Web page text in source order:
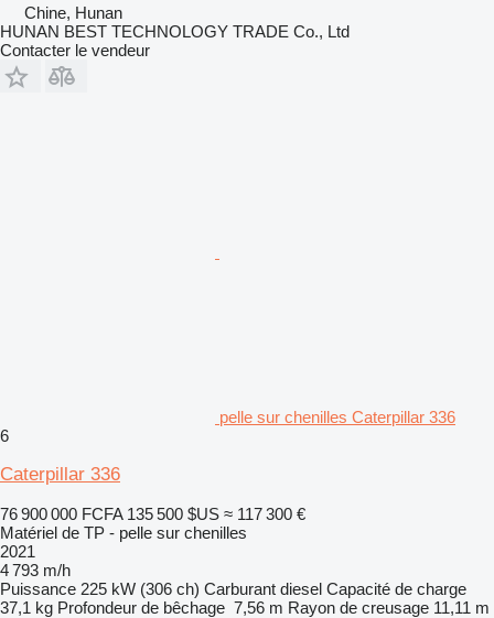
Chine, Hunan
HUNAN BEST TECHNOLOGY TRADE Co., Ltd
Contacter le vendeur
pelle sur chenilles Caterpillar 336
6
Caterpillar 336
76 900 000 FCFA 135 500 $US ≈ 117 300 €
Matériel de TP - pelle sur chenilles
2021
4 793 m/h
Puissance 225 kW (306 ch) Carburant diesel Capacité de charge
37,1 kg Profondeur de bêchage 7,56 m Rayon de creusage 11,11 m